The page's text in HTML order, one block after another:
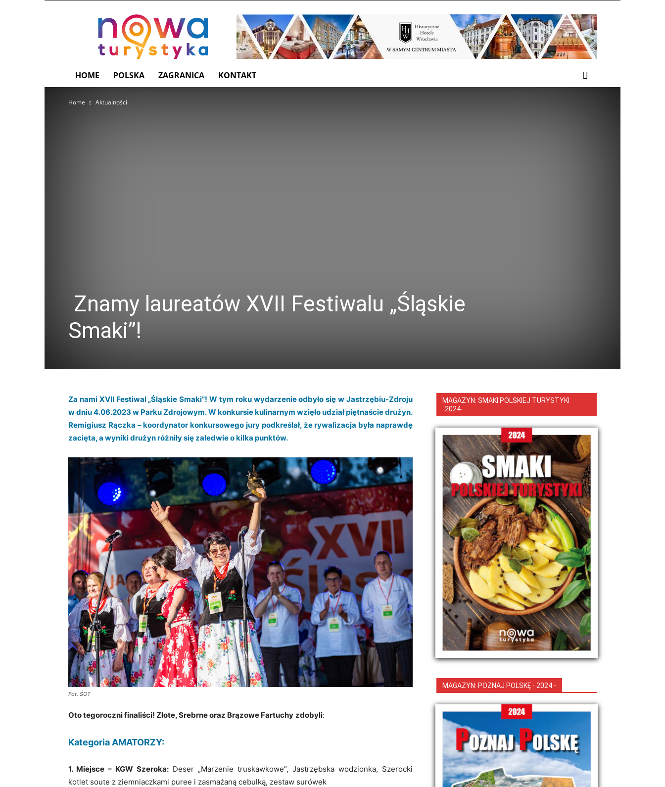
nowaturystyka.pl
HOME POLSKA ZAGRANICA KONTAKT
Home Aktualności
Znamy laureatów XVII Festiwalu „Śląskie
Smaki”!
Za nami XVII Festiwal „Śląskie Smaki”! W tym roku wydarzenie odbyło się w Jastrzębiu-Zdroju
w dniu 4.06.2023 w Parku Zdrojowym. W konkursie kulinarnym wzięło udział piętnaście drużyn.
Remigiusz Rączka – koordynator konkursowego jury podkreślał, że rywalizacja była naprawdę
zacięta, a wyniki drużyn różniły się zaledwie o kilka punktów.
Fot. ŚOT
Oto tegoroczni finaliści! Złote, Srebrne oraz Brązowe Fartuchy zdobyli:
Kategoria AMATORZY:
1. Miejsce – KGW Szeroka: Deser „Marzenie truskawkowe”, Jastrzębska wodzionka, Szerocki
kotlet soute z ziemniaczkami puree i zasmażaną cebulką, zestaw surówek
MAGAZYN: SMAKI POLSKIEJ TURYSTYKI
-2024-
MAGAZYN: POZNAJ POLSKĘ - 2024 -